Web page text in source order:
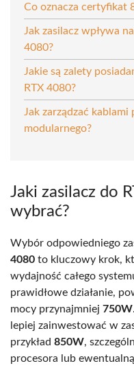
Co oznacza certyfikat
Jak zasilacz wpływa
4080?
Jakie są zalety
RTX 4080?
Jak zarządzać kablami
modularnego?
Jaki zasilacz do
wybrać?
Wybór odpowiedniego
4080 to kluczowy krok,
wydajność całego
prawidłowe działanie,
mocy przynajmniej 750W
lepiej zainwestować w
przykład 850W,
procesora lub